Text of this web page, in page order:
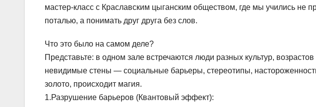
мастер-класс с Краславским цыганским обществом, где мы учились не
поталью, а понимать друг друга без слов.
Что это было на самом деле?
Представьте: в одном зале встречаются люди разных культур,
невидимые стены — социальные барьеры, стереотипы,
золото, происходит магия.
1.Разрушение барьеров (Квантовый эффект):